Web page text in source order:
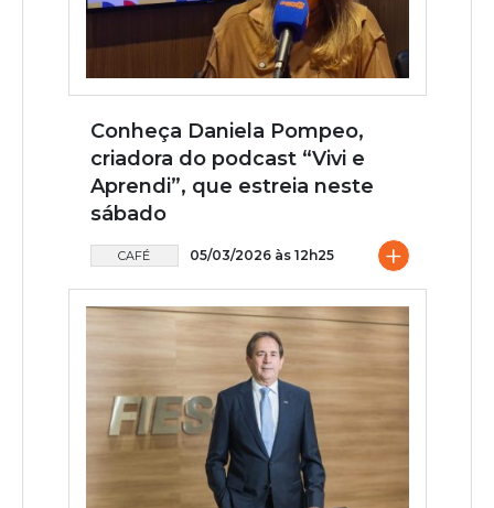
Conheça Daniela Pompeo,
criadora do podcast “Vivi e
Aprendi”, que estreia neste
sábado
CAFÉ 05/03/2026 às 12h25 +